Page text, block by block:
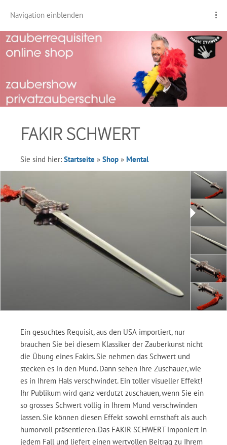
Navigation einblenden
FAKIR SCHWERT
Sie sind hier: Startseite » Shop » Mental
Ein gesuchtes Requisit, aus den USA importiert, nur
brauchen Sie bei diesem Klassiker der Zauberkunst nicht
die Übung eines Fakirs. Sie nehmen das Schwert und
stecken es in den Mund. Dann sehen Ihre Zuschauer, wie
es in Ihrem Hals verschwindet. Ein toller visueller Effekt!
Ihr Publikum wird ganz verdutzt zuschauen, wenn Sie ein
so grosses Schwert völlig in Ihrem Mund verschwinden
lassen. Sie können diesen Effekt sowohl ernsthaft als auch
humorvoll präsentieren. Das FAKIR SCHWERT imponiert in
jedem Fall und liefert einen wertvollen Beitrag zu Ihrem